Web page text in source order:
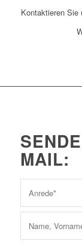
Kontaktieren Sie
MAIL: